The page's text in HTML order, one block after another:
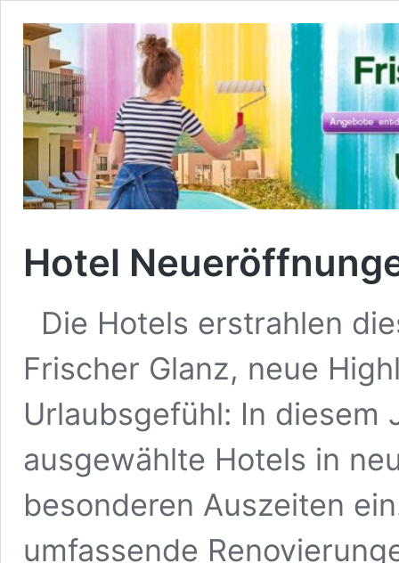
Hotel
Die Hotels erstrahlen
Frischer Glanz, neue
Urlaubsgefühl: In diesem
ausgewählte Hotels in
besonderen Auszeiten
umfassende